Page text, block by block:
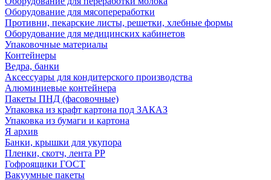
Оборудование для мясопереработки
Противни, пекарские листы, решетки, хлебные формы
Оборудование для медицинских кабинетов
Упаковочные материалы
Контейнеры
Ведра, банки
Аксессуары для кондитерского производства
Алюминиевые контейнера
Пакеты ПНД (фасовочные)
Упаковка из крафт картона под ЗАКАЗ
Упаковка из бумаги и картона
Я архив
Банки, крышки для укупора
Пленки, скотч, лента РР
Гофроящики ГОСТ
Вакуумные пакеты